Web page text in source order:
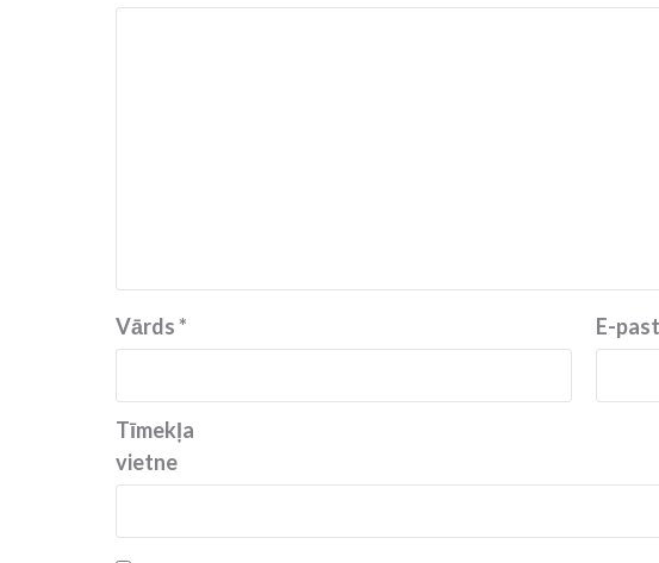
Vārds* E-
Tīmekļa
vietne